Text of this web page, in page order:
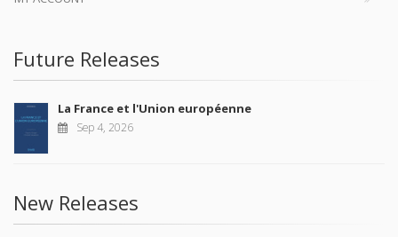
Future Releases
La France et l'Union européenne
Sep 4, 2026
New Releases